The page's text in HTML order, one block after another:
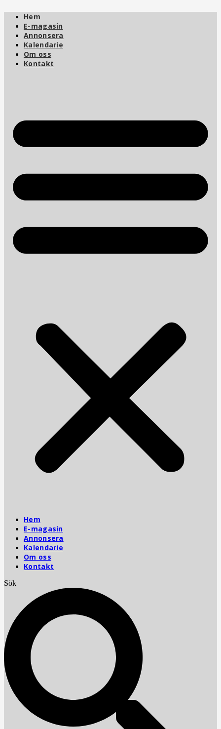
innehåll
Hem
E-magasin
Annonsera
Kalendarie
Om oss
Kontakt
Hem
E-magasin
Annonsera
Kalendarie
Om oss
Kontakt
Sök